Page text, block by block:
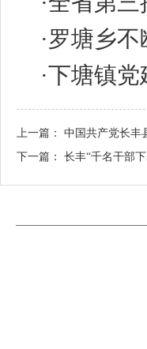
·罗塘乡
·下塘镇党
上一篇： 中国共产党长丰
下一篇： 长丰“千名干部